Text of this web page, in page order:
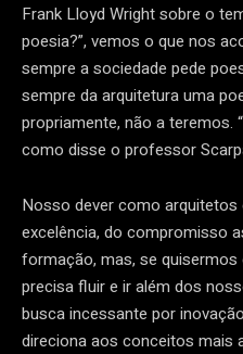
Frank Lloyd Wright sobre o
poesia?”, vemos o que nos
sempre a sociedade pede
sempre da arquitetura uma
propriamente, não a teremos.
como disse o professor
Nosso dever como
excelência, do compromisso
formação, mas, se
precisa fluir e ir além dos
busca incessante por
direciona aos conceitos mais